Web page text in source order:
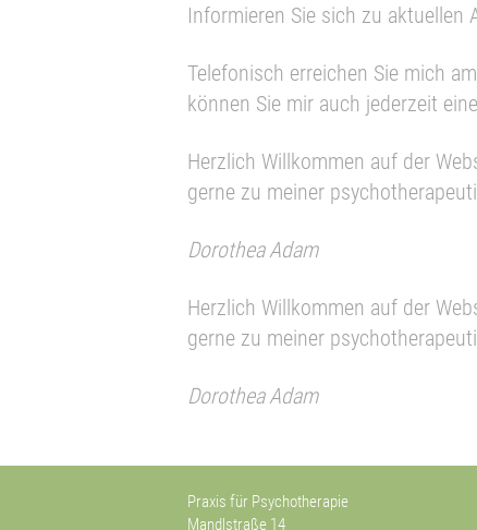
Informieren Sie sich zu aktuellen
Telefonisch erreichen Sie mich
können Sie mir auch jederzeit eine
Herzlich Willkommen auf der
gerne zu meiner
Dorothea Adam
Herzlich Willkommen auf der
gerne zu meiner
Dorothea Adam
Praxis für Psychotherapie
Mandlstraße 14